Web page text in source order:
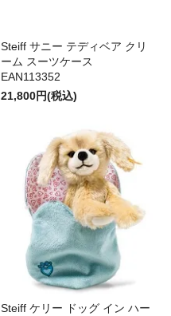
Steiff サニー テディベア クリ
ーム スーツケース
EAN113352
21,800円(税込)
Steiff ケリー ドッグ イン ハー